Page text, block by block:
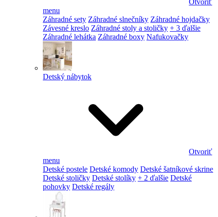
Otvoriť
menu
Záhradné sety Záhradné slnečníky Záhradné hojdačky
Závesné kreslo Záhradné stoly a stoličky + 3 ďalšie
Záhradné lehátka Záhradné boxy Nafukovačky
Detský nábytok
Otvoriť
menu
Detské postele Detské komody Detské šatníkové skrine
Detské stoličky Detské stolíky + 2 ďalšie Detské
pohovky Detské regály